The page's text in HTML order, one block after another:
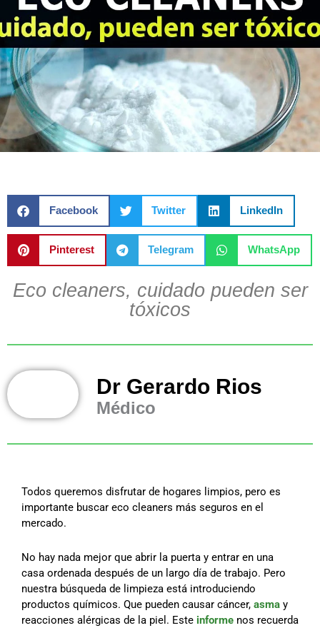
Facebook Twitter LinkedIn
Pinterest Telegram WhatsApp
Eco cleaners, cuidado pueden ser
tóxicos
Dr Gerardo Rios
Médico
Todos queremos disfrutar de hogares limpios, pero es
importante buscar eco cleaners más seguros en el
mercado.
No hay nada mejor que abrir la puerta y entrar en una
casa ordenada después de un largo día de trabajo. Pero
nuestra búsqueda de limpieza está introduciendo
productos químicos. Que pueden causar cáncer, asma y
reacciones alérgicas de la piel. Este informe nos recuerda